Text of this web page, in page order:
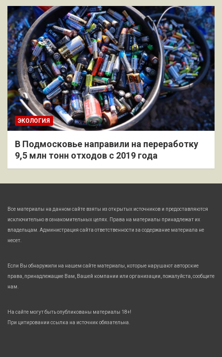
ЭКОЛОГИЯ
В Подмосковье направили на переработку
9,5 млн тонн отходов с 2019 года
Все материалы на данном сайте взяты из открытых источников и предоставляются
исключительно в ознакомительных целях. Права на материалы принадлежат их
владельцам. Администрация сайта ответственности за содержание материала не
несет.
Если Вы обнаружили на нашем сайте материалы, которые нарушают авторские
права, принадлежащие Вам, Вашей компании или организации, пожалуйста, сообщите
нам.
На сайте могут быть опубликованы материалы 18+!
При цитировании ссылка на источник обязательна.